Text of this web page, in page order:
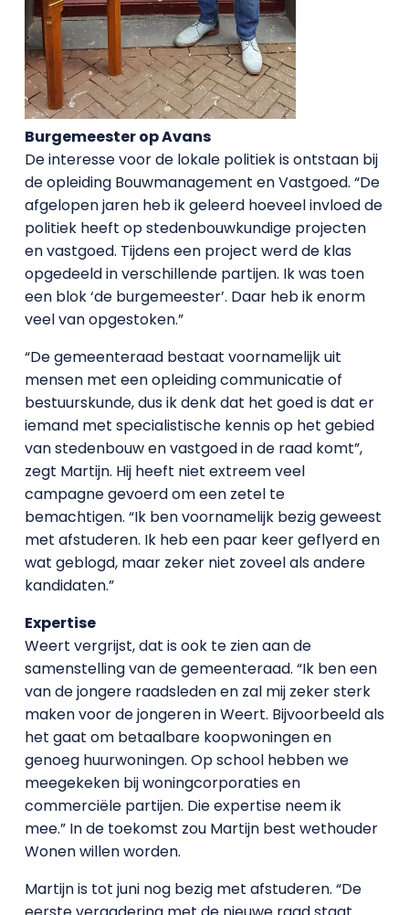
Burgemeester op Avans
De interesse voor de lokale politiek is ontstaan bij
de opleiding Bouwmanagement en Vastgoed. “De
afgelopen jaren heb ik geleerd hoeveel invloed de
politiek heeft op stedenbouwkundige projecten
en vastgoed. Tijdens een project werd de klas
opgedeeld in verschillende partijen. Ik was toen
een blok ‘de burgemeester’. Daar heb ik enorm
veel van opgestoken.”
“De gemeenteraad bestaat voornamelijk uit
mensen met een opleiding communicatie of
bestuurskunde, dus ik denk dat het goed is dat er
iemand met specialistische kennis op het gebied
van stedenbouw en vastgoed in de raad komt”,
zegt Martijn. Hij heeft niet extreem veel
campagne gevoerd om een zetel te
bemachtigen. “Ik ben voornamelijk bezig geweest
met afstuderen. Ik heb een paar keer geflyerd en
wat geblogd, maar zeker niet zoveel als andere
kandidaten.”
Expertise
Weert vergrijst, dat is ook te zien aan de
samenstelling van de gemeenteraad. “Ik ben een
van de jongere raadsleden en zal mij zeker sterk
maken voor de jongeren in Weert. Bijvoorbeeld als
het gaat om betaalbare koopwoningen en
genoeg huurwoningen. Op school hebben we
meegekeken bij woningcorporaties en
commerciële partijen. Die expertise neem ik
mee.” In de toekomst zou Martijn best wethouder
Wonen willen worden.
Martijn is tot juni nog bezig met afstuderen. “De